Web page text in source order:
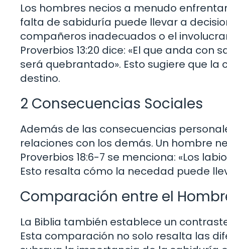
Los hombres necios a menudo
falta de sabiduría puede llevar a
compañeros inadecuados o el
Proverbios 13:20 dice: «El que anda
será quebrantado». Esto sugiere que
destino.
2 Consecuencias Sociales
Además de las consecuencias
relaciones con los demás. Un hombre
Proverbios 18:6-7 se menciona: «Los
Esto resalta cómo la necedad puede
Comparación entre el
La Biblia también establece un
Esta comparación no solo resalta las